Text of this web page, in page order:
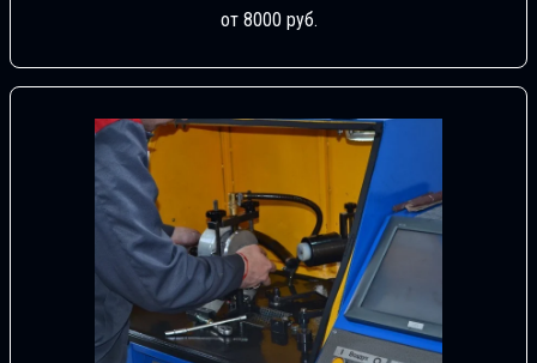
от 8000 руб.